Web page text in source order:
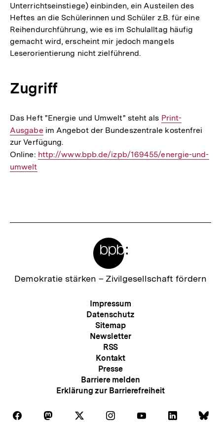
Unterrichtseinstiege) einbinden, ein Austeilen des
Heftes an die Schülerinnen und Schüler z.B. für eine
Reihendurchführung, wie es im Schulalltag häufig
gemacht wird, erscheint mir jedoch mangels
Leserorientierung nicht zielführend.
Zugriff
Das Heft "Energie und Umwelt" steht als Interner
Link:
Print-
Ausgabe im Angebot der Bundeszentrale kostenfrei
zur Verfügung.
Online: Interner
http://www.bpb.de/izpb/169455/energie-und-
umwelt
Zur
Demokratie stärken – Zivilgesellschaft fördern
Meta-
Navigation
Impressum
Datenschutz
Sitemap
Newsletter
RSS
Kontakt
Presse
Barriere melden
Erklärung zur Barrierefreiheit
Auf
Auf